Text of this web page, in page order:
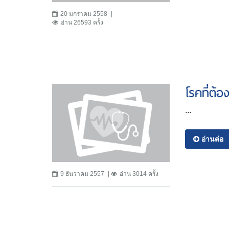
20 มกราคม 2558
อ่าน 26593 ครั้ง
9 ธันวาคม 2557 อ่าน 3014 ครั้ง
โรคที่ต้อ
...
อ่านต่อ